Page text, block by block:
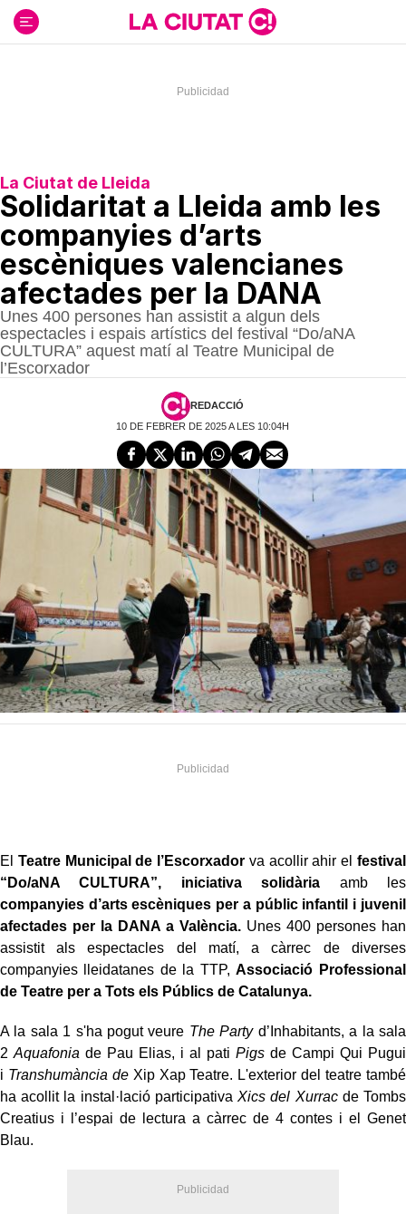
contenido
La Ciutat de Lleida
Solidaritat a Lleida amb les
companyies d’arts
escèniques valencianes
afectades per la DANA
Unes 400 persones han assistit a algun dels
espectacles i espais artístics del festival “Do/aNA
CULTURA” aquest matí al Teatre Municipal de
l’Escorxador
REDACCIÓ
10 DE FEBRER DE 2025 A LES 10:04H
El Teatre Municipal de l’Escorxador va acollir ahir el festival
“Do/aNA CULTURA”, iniciativa solidària amb les
companyies d’arts escèniques per a públic infantil i juvenil
afectades per la DANA a València.Unes 400 persones han
assistit als espectacles del matí, a càrrec de diverses
companyies lleidatanes de la TTP,Associació Professional
de Teatre per a Tots els Públics de Catalunya.
A la sala 1 s'ha pogut veure The Partyd’Inhabitants, a la sala
2 Aquafonia de Pau Elias, i al pati Pigs de Campi Qui Pugui
i Transhumància de Xip Xap Teatre. L'exterior del teatre també
ha acollit la instal·lació participativaXics del Xurracde Tombs
Creatius i l’espai de lectura a càrrec de 4 contes i el Genet
Blau.